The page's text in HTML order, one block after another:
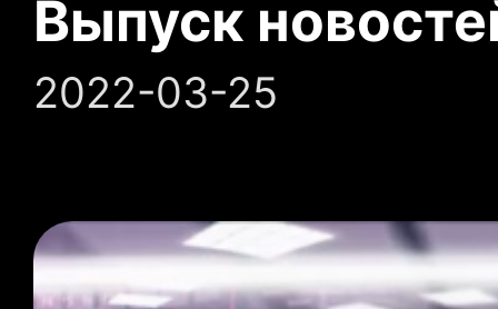
Выпуск
2022-03-25